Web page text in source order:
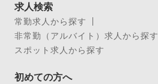
求人検索
常勤求人から探す
非常勤（アルバイト）求人から探す
スポット求人から探す
初めての方へ